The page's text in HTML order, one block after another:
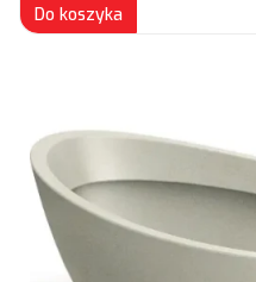
Do koszyka